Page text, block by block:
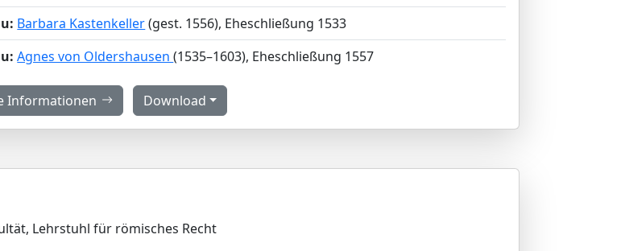
Barbara Kastenkeller(gest. 1556), Eheschließung 1533
Agnes von Oldershausen(1535–1603), Eheschließung 1557
Informationen Download
Lehrstuhl für römisches Recht